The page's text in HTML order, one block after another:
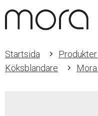
Startsida
Köksblandare